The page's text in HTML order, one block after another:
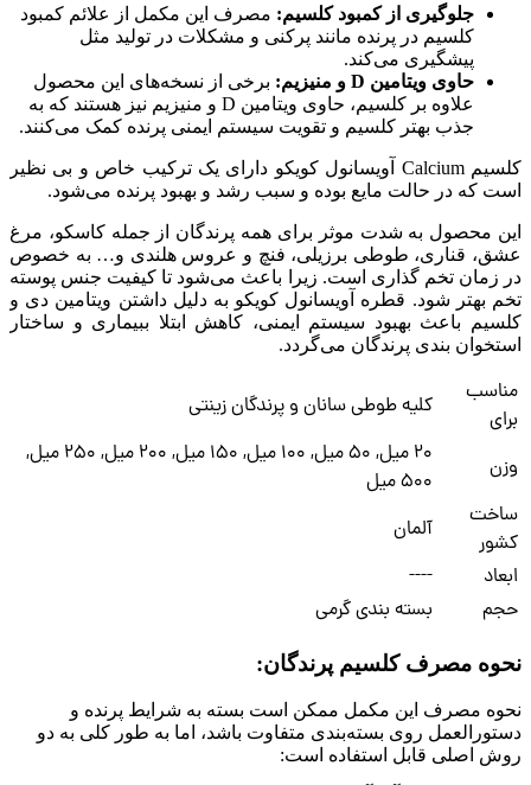
جلوگیری از کمبود کلسیم: مصرف این مکمل از علائم کمبود
کلسیم در پرنده مانند پرکنی و مشکلات در تولید مثل
پیشگیری می‌کند.
حاوی ویتامین D و منیزیم:
برخی از نسخه‌های این محصول
علاوه بر کلسیم، حاوی ویتامین D و منیزیم نیز هستند که به
جذب بهتر کلسیم و تقویت سیستم ایمنی پرنده کمک می‌کنند.
کلسیم Calcium آویسانول کویکو دارای یک ترکیب خاص و بی نظیر
است که در حالت مایع بوده و سبب رشد و بهبود پرنده می‌شود.
این محصول به شدت موثر برای همه پرندگان از جمله کاسکو، مرغ
عشق، قناری، طوطی برزیلی، فنچ و عروس هلندی و… به خصوص
در زمان تخم گذاری است. زیرا باعث می‌شود تا کیفیت جنس پوسته
تخم بهتر شود. قطره آویسانول کویکو به دلیل داشتن ویتامین دی و
کلسیم باعث بهبود سیستم ایمنی، کاهش ابتلا ببیماری و ساختار
استخوان بندی پرندگان می‌گردد.
مناسب
برای
کلیه طوطی سانان و پرندگان زینتی
وزن
20 میل, 50 میل, 100 میل, 150 میل, 200 میل, 250 میل,
500 میل
ساخت
کشور
آلمان
ابعاد
----
حجم
بسته بندی گرمی
نحوه مصرف کلسیم پرندگان:
نحوه مصرف این مکمل ممکن است بسته به شرایط پرنده و
دستورالعمل روی بسته‌بندی متفاوت باشد، اما به طور کلی به دو
روش اصلی قابل استفاده است: